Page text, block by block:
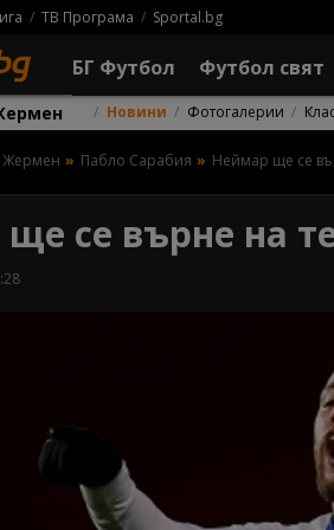
ТВ Програма Sportal.bg
БГ Футбол Футбол свят
Новини Фотогалерии
Жермен Пабло Сарабия Неймар ще се
се върне на